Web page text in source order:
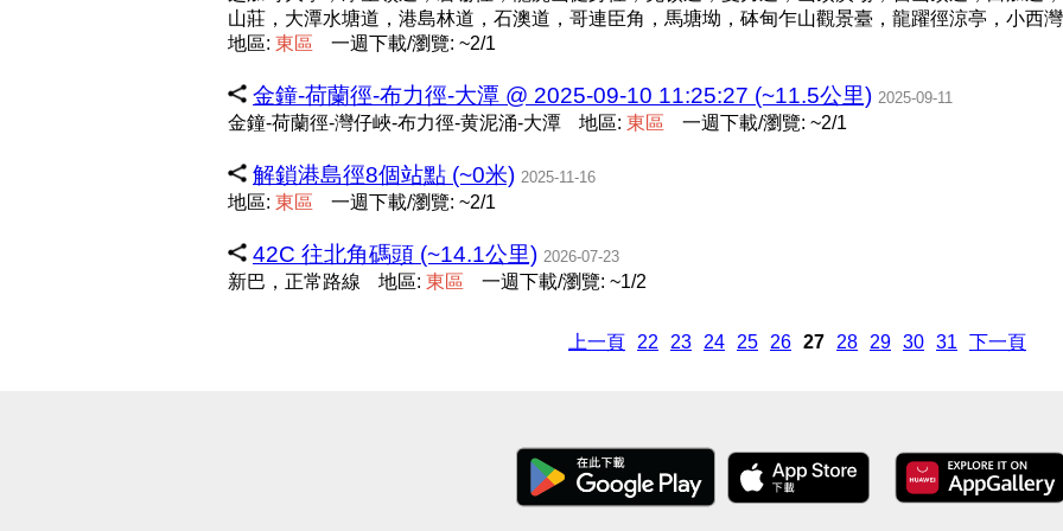
山莊，大潭水塘道，港島林道，石澳道，哥連臣角，馬塘坳，砵甸乍山觀景臺，龍躍徑涼亭，小西灣
地區: 東區 一週下載/瀏覽: ~2/1
金鐘-荷蘭徑-布力徑-大潭 @ 2025-09-10 11:25:27 (~11.5公里) 2025-09-11
金鐘-荷蘭徑-灣仔峽-布力徑-黄泥涌-大潭 地區: 東區 一週下載/瀏覽: ~2/1
解鎖港島徑8個站點 (~0米) 2025-11-16
地區: 東區 一週下載/瀏覽: ~2/1
42C 往北角碼頭 (~14.1公里) 2026-07-23
新巴，正常路線 地區: 東區 一週下載/瀏覽: ~1/2
上一頁 22 23 24 25 26 27 28 29 30 31 下一頁